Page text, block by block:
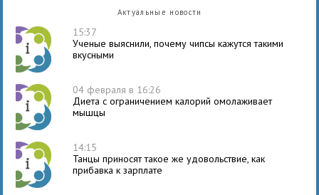
Актуальные новости
15:37
Ученые выяснили, почему чипсы кажутся такими
вкусными
04 февраля в 16:26
Диета с ограничением калорий омолаживает
мышцы
14:15
Танцы приносят такое же удовольствие, как
прибавка к зарплате